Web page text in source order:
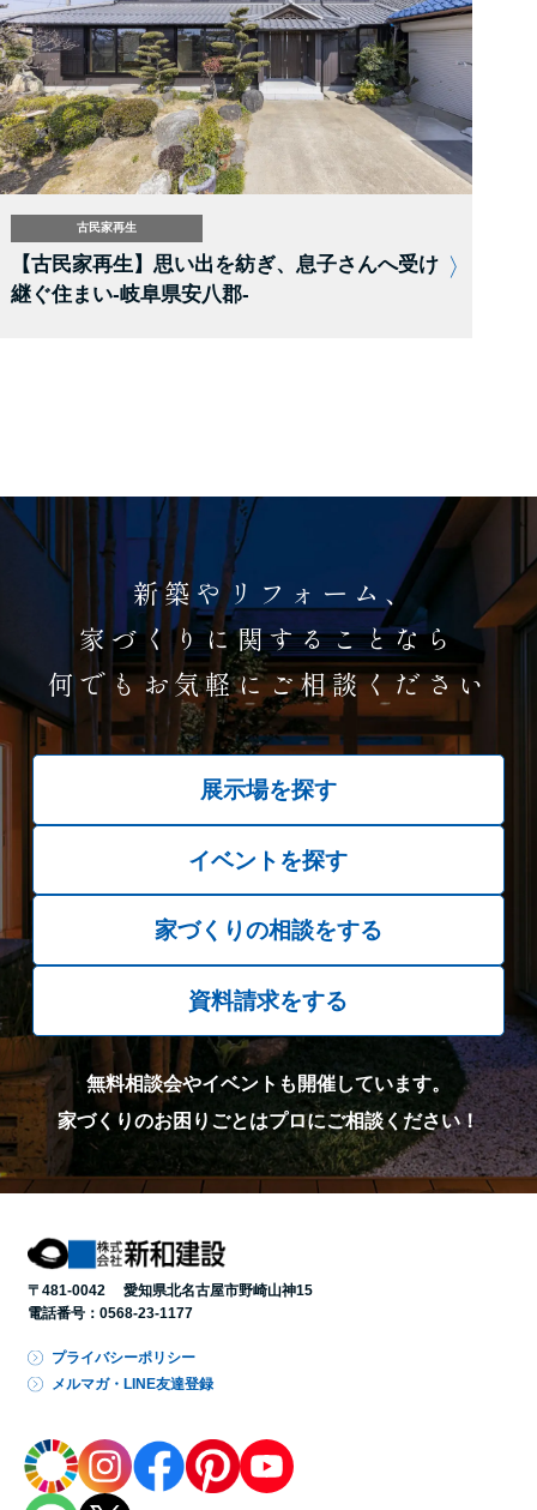
古民家再生
【古民家再生】思い出を紡ぎ、息子さんへ受け
継ぐ住まい-岐阜県安八郡-
新築やリフォーム、
家づくりに関することなら
何でもお気軽にご相談ください
展示場を探す
イベントを探す
家づくりの相談をする
資料請求をする
無料相談会やイベントも開催しています。
家づくりのお困りごとはプロにご相談ください！
〒481-0042 愛知県北名古屋市野崎山神15
電話番号： 0568-23-1177
プライバシーポリシー
メルマガ・LINE友達登録